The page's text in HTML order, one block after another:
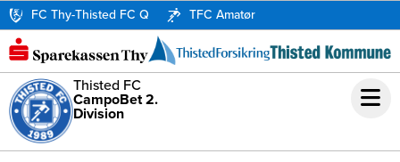
FC Thy-Thisted FC Q TFC Amatør
Thisted FC
CampoBet 2.
Division